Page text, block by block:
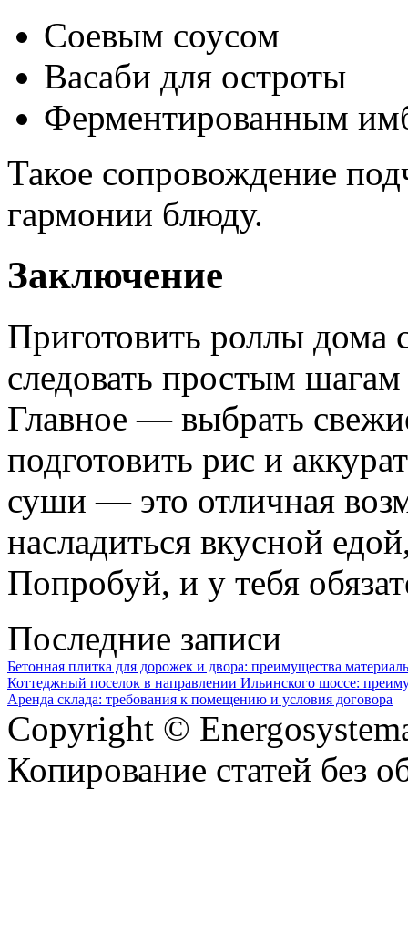
Соевым соусом
Васаби для остроты
Ферментированным
Такое сопровождение
гармонии блюду.
Заключение
Приготовить роллы дома
следовать простым
Главное — выбрать
подготовить рис и
суши — это отличная
насладиться вкусной
Попробуй, и у тебя
Последние записи
Бетонная плитка для дорожек и двора: преимущества
Коттеджный поселок в направлении Ильинского шоссе:
Аренда склада: требования к помещению и условия договора
Copyright ©
Копирование статей без